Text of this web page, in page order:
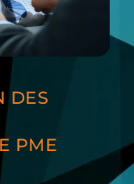
DES
PME